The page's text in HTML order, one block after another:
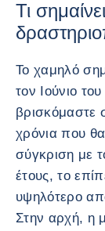
Τι
Το χαμηλό
τον Ιούνιο
βρισκόμαστε
χρόνια που
σύγκριση με
έτους, το
υψηλότερο
Στην αρχή, η